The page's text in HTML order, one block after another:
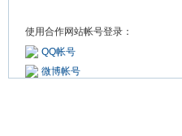
使用合作网站帐号登录：
QQ帐号
微博帐号